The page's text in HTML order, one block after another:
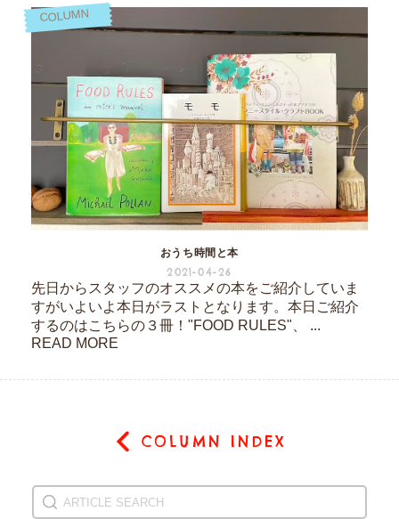
COLUMN
おうち時間と本
2021-04-26
先日からスタッフのオススメの本をご紹介していま
すがいよいよ本日がラストとなります。本日ご紹介
するのはこちらの３冊！"FOOD RULES"、 ...
READ MORE
COLUMN INDEX